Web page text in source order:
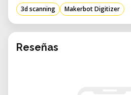
3d scanning Makerbot Digitizer
Reseñas